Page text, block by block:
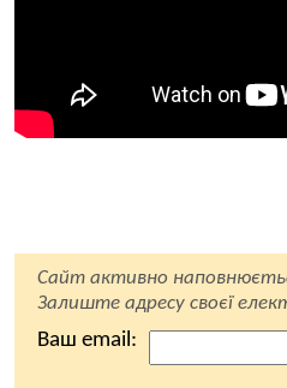
Сайт активно
Залиште адресу своєї
Ваш email: